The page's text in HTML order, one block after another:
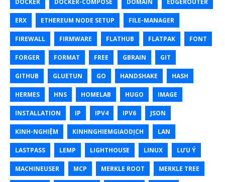
DOCKER DOCKER-COMPOSE DOMAIN EDGEROUTER
ERX ETHEREUM NODE SETUP FILE-MANAGER
FIREWALL FIRMWARE FLATHUB FLATPAK FONT
FORGER FORMAT FREE GBRAIN GIT
GITHUB GLUETUN GO HANDSHAKE HASH
HERMES HNS HOMELAB HUGO IMAGE
INSTALLATION IP IPV4 IPV6 JSON
KINH-NGHIỆM KINHNGHIEMGIAODỊCH LAN
LASTPASS LEMP LIGHTHOUSE LINUX LƯU Ý
MACHINEUSER MCP MERKLE ROOT MERKLE TREE